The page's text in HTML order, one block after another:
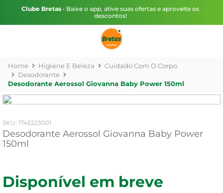
Clube Bretas • Baixe o app, ative suas ofertas e aproveite os
descontos!
Higiene E Beleza
Cuidado Com O Corpo
Desodorante
Desodorante Aerossol Giovanna Baby Power 150ml
: 1745223001
Desodorante Aerossol Giovanna Baby Power
150ml
Disponível em breve